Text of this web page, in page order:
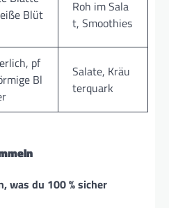
Blüt
Roh im Sala
t, Smoothies
pf
Bl
Salate, Kräu
terquark
was du 100 % sicher